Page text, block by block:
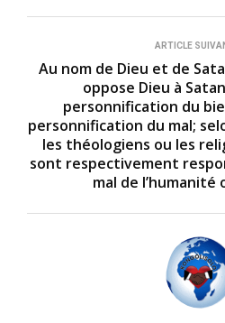
ARTICLE
Au nom de Dieu et de
oppose Dieu à
personnification du
personnification du mal;
les théologiens ou les
sont respectivement
mal de l’humanité